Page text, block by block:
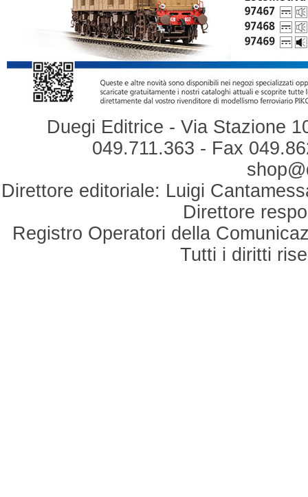
Duegi Editrice - Via Stazione
049.711.363 - Fax
Direttore editoriale: Luigi
Direttore
Registro Operatori della
Tutti i diritti